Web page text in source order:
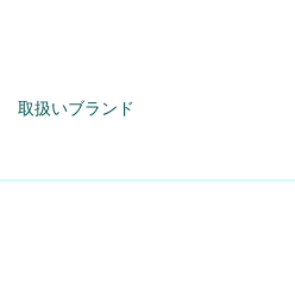
取扱いブランド